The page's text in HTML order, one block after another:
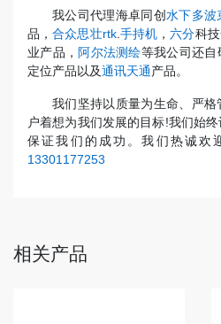
我公司代理海卓同创水下多波
品，合众思壮rtk. 手持机 ，六分科
业产品， 阿尔法测绘等我公司还自
定位产品以及通讯天通产品。
我们坚持以质量为生命、严
户着想为我们发展的目标!我们始
保证我们的成功。我们热诚欢
13301177253
相关产品